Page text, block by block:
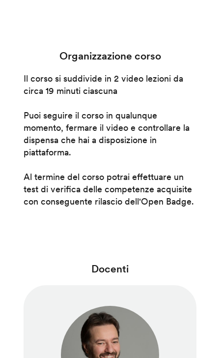
Organizzazione corso
Il corso si suddivide in 2 video lezioni da
circa 19 minuti ciascuna
Puoi seguire il corso in qualunque
momento, fermare il video e controllare la
dispensa che hai a disposizione in
piattaforma.
Al termine del corso potrai effettuare un
test di verifica delle competenze acquisite
con conseguente rilascio dell'Open Badge.
Docenti